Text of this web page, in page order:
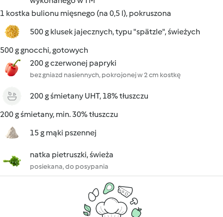
1 kostka bulionu mięsnego (na 0,5 l), pokruszona
500 g klusek jajecznych, typu "spätzle", świeżych
500 g gnocchi, gotowych
200 g czerwonej papryki
bez gniazd nasiennych, pokrojonej w 2 cm kostkę
200 g śmietany UHT, 18% tłuszczu
200 g śmietany, min. 30% tłuszczu
15 g mąki pszennej
natka pietruszki, świeża
posiekana, do posypania